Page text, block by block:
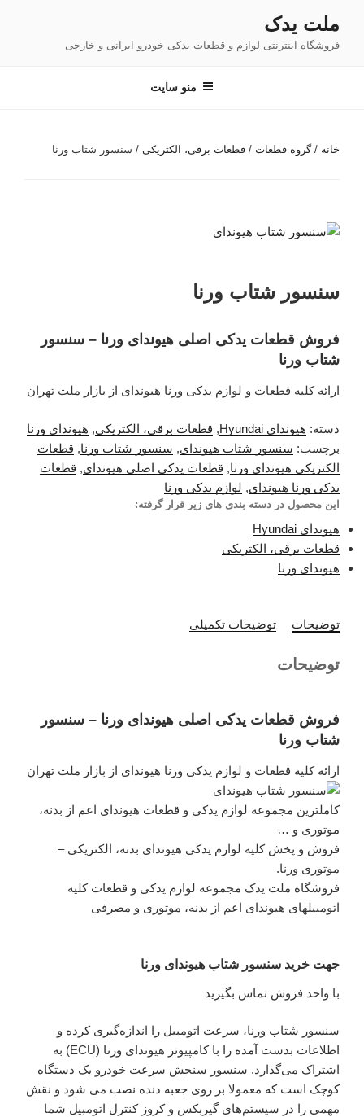
محتوا
ملت یدک
فروشگاه اینترنتی لوازم و قطعات یدکی خودرو ایرانی و خارجی
منو سایت
خانه /گروه قطعات / قطعات برقی، الکتریکی / سنسور شتاب ورنا
سنسور شتاب ورنا
فروش قطعات یدکی اصلی هیوندای ورنا – سنسور
شتاب ورنا
ارائه کلیه قطعات و لوازم یدکی ورنا هیوندای از بازار ملت تهران
دسته: هیوندای Hyundai , قطعات برقی، الکتریکی, هیوندای ورنا
برچسب: سنسور شتاب هیوندای, سنسور شتاب ورنا, قطعات
الکتریکی هیوندای ورنا, قطعات یدکی اصلی هیوندای, قطعات
یدکی ورنا هیوندای, لوازم یدکی ورنا
این محصول در دسته بندی های زیر قرار گرفته:
هیوندای Hyundai
قطعات برقی، الکتریکی
هیوندای ورنا
توضیحات توضیحات تکمیلی
توضیحات
فروش قطعات یدکی اصلی هیوندای ورنا – سنسور
شتاب ورنا
ارائه کلیه قطعات و لوازم یدکی ورنا هیوندای از بازار ملت تهران
کاملترین مجموعه لوازم یدکی و قطعات هیوندای اعم از بدنه،
موتوری و …
فروش و پخش کلیه لوازم یدکی هیوندای بدنه، الکتریکی –
موتوری ورنا.
فروشگاه ملت یدک مجموعه لوازم یدکی و قطعات کلیه
اتومبیلهای هیوندای اعم از بدنه، موتوری و مصرفی
جهت خرید سنسور شتاب هیوندای ورنا
با واحد فروش تماس بگیرید
سنسور شتاب ورنا، سرعت اتومبیل را اندازه‌گیری کرده و
اطلاعات بدست آمده را با کامپیوتر هیوندای ورنا (ECU) به
اشتراک می‌گذارد. سنسور سنجش سرعت خودرو یک دستگاه
کوچک است که معمولا بر روی جعبه دنده نصب می شود و نقش
مهمی را در سیستم‌های گیربکس و کروز کنترل اتومبیل شما